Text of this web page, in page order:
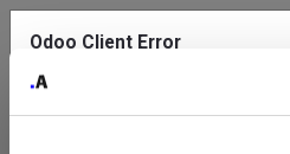
Odoo Client Error